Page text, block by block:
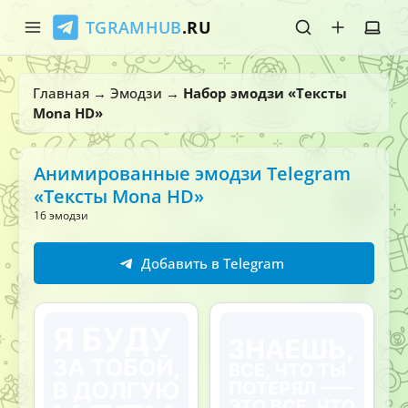
TGRAMHUB.RU
Главная
Стикеры
Боты
О нас
Главная → Эмодзи → Набор эмодзи «Тексты
Mona HD»
Анимированные эмодзи Telegram
«Тексты Mona HD»
16 эмодзи
Добавить в Telegram